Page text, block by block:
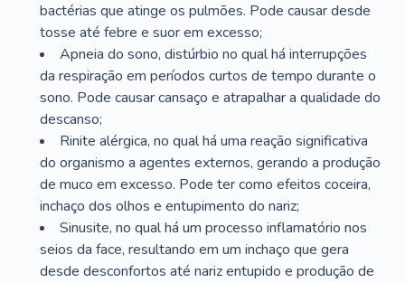
bactérias que atinge os pulmões. Pode causar desde
tosse até febre e suor em excesso;
Apneia do sono, distúrbio no qual há interrupções
da respiração em períodos curtos de tempo durante o
sono. Pode causar cansaço e atrapalhar a qualidade do
descanso;
Rinite alérgica, no qual há uma reação significativa
do organismo a agentes externos, gerando a produção
de muco em excesso. Pode ter como efeitos coceira,
inchaço dos olhos e entupimento do nariz;
Sinusite, no qual há um processo inflamatório nos
seios da face, resultando em um inchaço que gera
desde desconfortos até nariz entupido e produção de